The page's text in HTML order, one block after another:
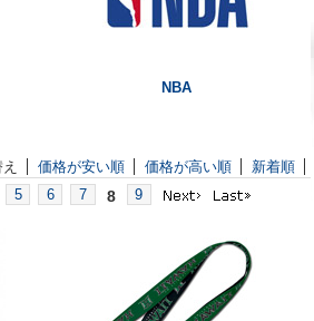
NBA
価格が安い順 価格が高い順 新着順
5 6 7 8 9